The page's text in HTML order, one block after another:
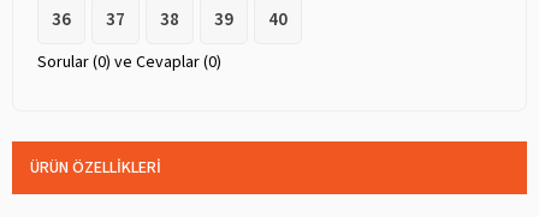
36
37 38 39 40
Sorular (0) ve Cevaplar (0)
ÜRÜN ÖZELLIKLERI